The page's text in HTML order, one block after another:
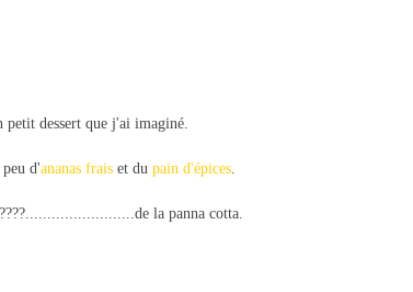
petit dessert que j'ai imaginé.
d'ananas frais et du pain d'épices.
la panna cotta.